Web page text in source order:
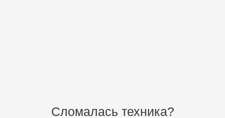
Сломалась техника?